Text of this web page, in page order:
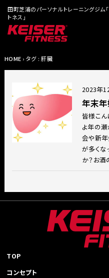
田町芝浦のパーソナルトレーニングジム
トネス」
HOME › タグ : 肝臓
2023年
年末
皆様こん
よ年の
会や新
が多くな
か？お
TOP
コンセプト